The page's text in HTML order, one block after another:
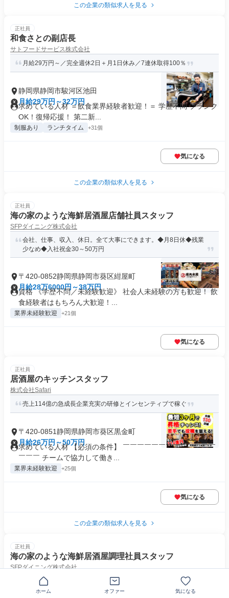
この企業の類似求人を見る
正社員
和食さとの副店長
サトフードサービス株式会社
月給29万円～／完全週休2日＋月1日休み／7連休取得100％
静岡県静岡市駿河区池田
月給29万円～32万円
求めている人材 ＝飲食業界経験者歓迎！＝ 学歴不問 ブランク
OK！復帰応援！ 第二新...
制服あり ランチタイム +31個
気になる
この企業の類似求人を見る
正社員
海の家のような海鮮居酒屋店舗社員スタッフ
SFPダイニング株式会社
会社、仕事、収入、休日。全て大事にできます。◆月8日休◆残業
少なめ◆入社祝金30～50万円
〒420-0852静岡県静岡市葵区紺屋町
月給28万6000円～38万円
資格 《学歴不問／未経験歓迎》 社会人未経験の方も歓迎！ 飲
食経験者はもちろん大歓迎！...
業界未経験歓迎 +21個
気になる
正社員
居酒屋のキッチンスタッフ
株式会社Safari
売上114億の急成長企業充実の研修とインセンティブで稼ぐ
〒420-0851静岡県静岡市葵区黒金町
月給26万円～50万円
求めている人材 【必須の条件】 ￣￣￣￣￣￣￣￣￣￣￣￣￣
￣￣￣ チームで協力して働き...
業界未経験歓迎 +25個
気になる
この企業の類似求人を見る
正社員
海の家のような海鮮居酒屋調理社員スタッフ
SFPダイニング株式会社
会社、仕事、収入、休日。全て大事にできます。◆月8日休◆残業
少なめ◆入社祝金30～50万円
ホーム オファー 気になる